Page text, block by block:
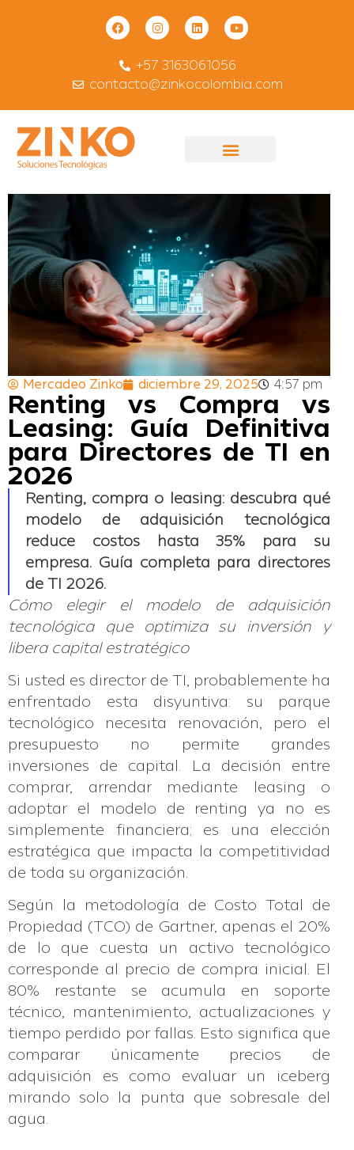
+57 3163061056
contacto@zinkocolombia.com
Mercadeo Zinko diciembre 29, 2025 4:57 pm
Renting vs Compra vs
Leasing: Guía Definitiva
para Directores de TI en
2026
Renting, compra o leasing: descubra qué
modelo de adquisición tecnológica
reduce costos hasta 35% para su
empresa. Guía completa para directores
de TI 2026.
Cómo elegir el modelo de adquisición
tecnológica que optimiza su inversión y
libera capital estratégico
Si usted es director de TI, probablemente ha
enfrentado esta disyuntiva: su parque
tecnológico necesita renovación, pero el
presupuesto no permite grandes
inversiones de capital. La decisión entre
comprar, arrendar mediante leasing o
adoptar el modelo de renting ya no es
simplemente financiera; es una elección
estratégica que impacta la competitividad
de toda su organización.
Según la metodología de Costo Total de
Propiedad (TCO) de Gartner, apenas el 20%
de lo que cuesta un activo tecnológico
corresponde al precio de compra inicial. El
80% restante se acumula en soporte
técnico, mantenimiento, actualizaciones y
tiempo perdido por fallas. Esto significa que
comparar únicamente precios de
adquisición es como evaluar un iceberg
mirando solo la punta que sobresale del
agua.